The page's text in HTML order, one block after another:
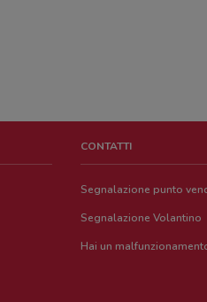
CONTATTI
Segnalazione punto
Segnalazione Volantino
Hai un